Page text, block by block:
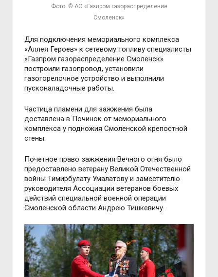
Фото: © АО «Газпром газораспределение
Смоленск»
Для подключения мемориального комплекса
«Аллея Героев» к сетевому топливу специалисты
«Газпром газораспределение Смоленск»
построили газопровод, установили
газогорелочное устройство и выполнили
пусконаладочные работы.
Частица пламени для зажжения была
доставлена в Починок от мемориального
комплекса у подножия Смоленской крепостной
стены.
Почетное право зажжения Вечного огня было
предоставлено ветерану Великой Отечественной
войны Тимирбулату Умалатову и заместителю
руководителя Ассоциации ветеранов боевых
действий специальной военной операции
Смоленской области Андрею Тишкевичу.